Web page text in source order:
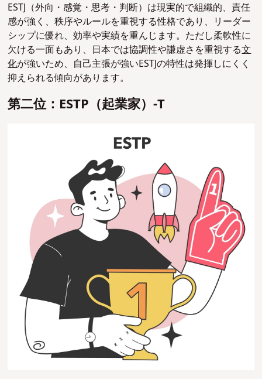
ESTJ（外向・感覚・思考・判断）は現実的で組織的、責任
感が強く、秩序やルールを重視する性格であり、リーダー
シップに優れ、効率や実績を重んじます。ただし柔軟性に
欠ける一面もあり、日本では協調性や謙虚さを重視する文
化が強いため、自己主張が強いESTJの特性は発揮しにくく
抑えられる傾向があります。
第二位：ESTP（起業家）-T